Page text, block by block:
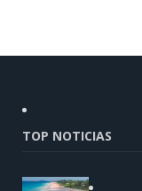
TOP NOTICIAS